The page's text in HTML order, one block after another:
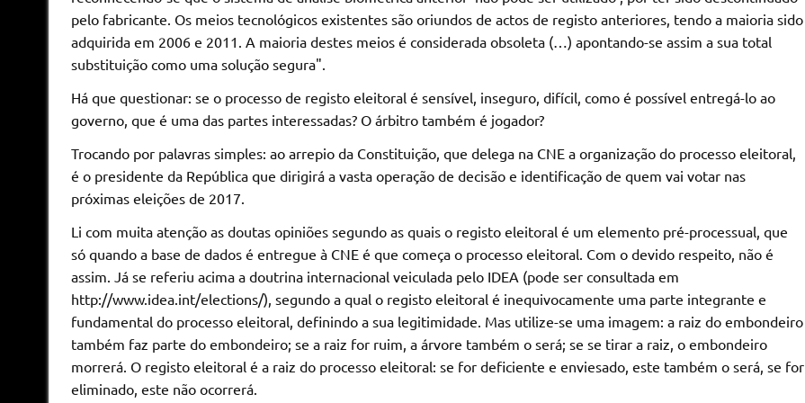
pelo fabricante. Os meios tecnológicos existentes são oriundos de actos de registo anteriores, tendo a maioria sido
adquirida em 2006 e 2011. A maioria destes meios é considerada obsoleta (…) apontando-se assim a sua total
substituição como uma solução segura".
Há que questionar: se o processo de registo eleitoral é sensível, inseguro, difícil, como é possível entregá-lo ao
governo, que é uma das partes interessadas? O árbitro também é jogador?
Trocando por palavras simples: ao arrepio da Constituição, que delega na CNE a organização do processo eleitoral,
é o presidente da República que dirigirá a vasta operação de decisão e identificação de quem vai votar nas
próximas eleições de 2017.
Li com muita atenção as doutas opiniões segundo as quais o registo eleitoral é um elemento pré-processual, que
só quando a base de dados é entregue à CNE é que começa o processo eleitoral. Com o devido respeito, não é
assim. Já se referiu acima a doutrina internacional veiculada pelo IDEA (pode ser consultada em
http://www.idea.int/elections/), segundo a qual o registo eleitoral é inequivocamente uma parte integrante e
fundamental do processo eleitoral, definindo a sua legitimidade. Mas utilize-se uma imagem: a raiz do embondeiro
também faz parte do embondeiro; se a raiz for ruim, a árvore também o será; se se tirar a raiz, o embondeiro
morrerá. O registo eleitoral é a raiz do processo eleitoral: se for deficiente e enviesado, este também o será, se for
eliminado, este não ocorrerá.